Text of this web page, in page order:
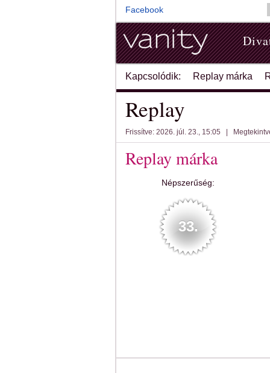
Facebook
Kapcsolódik: Replay márka
Replay
Frissítve: 2026. júl. 23., 15:05
Replay márka
Népszerűség:
33.